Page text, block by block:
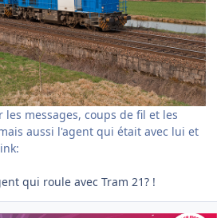
les messages, coups de fil et les
aussi l'agent qui était avec lui et
qui roule avec Tram 21? !